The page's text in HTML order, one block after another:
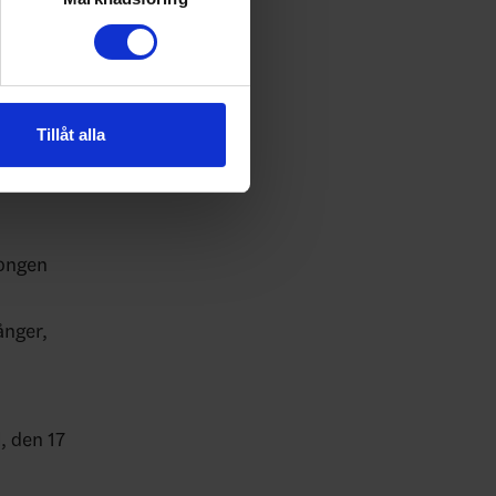
information från din enhet
kombinera informationen
Tillåt alla
den 17